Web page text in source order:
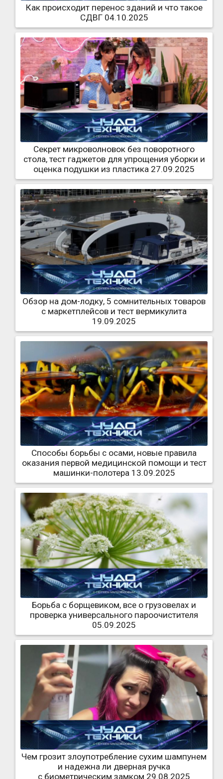
Как происходит перенос зданий и что такое
СДВГ 04.10.2025
Секрет микроволновок без поворотного
стола, тест гаджетов для упрощения уборки и
оценка подушки из пластика 27.09.2025
Обзор на дом-лодку, 5 сомнительных товаров
с маркетплейсов и тест вермикулита
19.09.2025
Способы борьбы с осами, новые правила
оказания первой медицинской помощи и тест
машинки-полотера 13.09.2025
Борьба с борщевиком, все о грузовелах и
проверка универсального пароочистителя
05.09.2025
Чем грозит злоупотребление сухим шампунем
и надежна ли дверная ручка
с биометрическим замком 29.08.2025